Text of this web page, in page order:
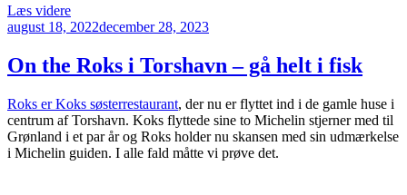
Læs videre“Færøerne
–
får
og
søpapegøjer
på
6
dage”
Udgivet
august 18, 2022december 28, 2023
On the Roks i Torshavn – gå helt i fisk
Roks er Koks søsterrestaurant, der nu er flyttet ind i de gamle huse i
centrum af Torshavn. Koks flyttede sine to Michelin stjerner med til
Grønland i et par år og Roks holder nu skansen med sin udmærkelse
i Michelin guiden. I alle fald måtte vi prøve det.